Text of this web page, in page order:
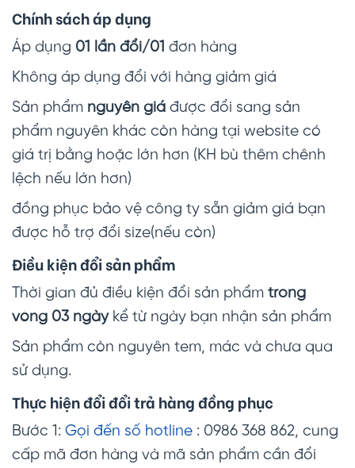
Chính sách áp dụng
Áp dụng 01 lần đổi/01 đơn hàng
Không áp dụng đổi với hàng giảm giá
Sản phẩm nguyên giá được đổi sang sản
phẩm nguyên khác còn hàng tại website có
giá trị bằng hoặc lớn hơn (KH bù thêm chênh
lệch nếu lớn hơn)
đồng phục bảo vệ công ty sẵn giảm giá bạn
được hỗ trợ đổi size(nếu còn)
Điều kiện đổi sản phẩm
Thời gian đủ điều kiện đổi sản phẩm trong
vòng 03 ngàykể từ ngày bạn nhận sản phẩm
Sản phẩm còn nguyên tem, mác và chưa qua
sử dụng.
Thực hiện đổi đổi trả hàng đồng phục
Bước 1: Gọi đến số hotline : 0986 368 862, cung
cấp mã đơn hàng và mã sản phẩm cần đổi